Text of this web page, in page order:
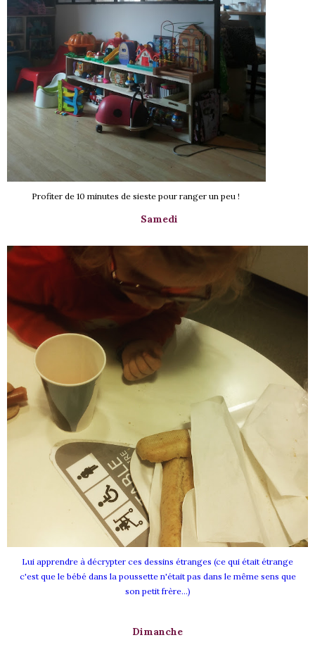
Profiter de 10 minutes de sieste pour ranger un peu !
Samedi
Lui apprendre à décrypter ces dessins étranges (ce qui était étrange
c'est que le bébé dans la poussette n'était pas dans le même sens que
son petit frère...)
Dimanche